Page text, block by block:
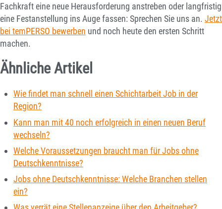
Fachkraft eine neue Herausforderung anstreben oder langfristig
eine Festanstellung ins Auge fassen: Sprechen Sie uns an. Jetzt
bei temPERSO bewerben und noch heute den ersten Schritt
machen.
Ähnliche Artikel
Wie findet man schnell einen Schichtarbeit Job in der
Region?
Kann man mit 40 noch erfolgreich in einen neuen Beruf
wechseln?
Welche Voraussetzungen braucht man für Jobs ohne
Deutschkenntnisse?
Jobs ohne Deutschkenntnisse: Welche Branchen stellen
ein?